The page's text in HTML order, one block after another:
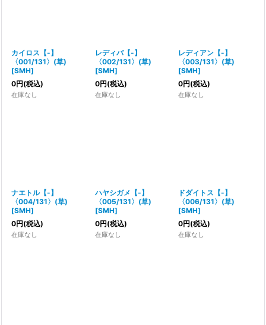
カイロス【-】
〈001/131〉(草)
[SMH]
0円(税込)
在庫なし
レディバ【-】
〈002/131〉(草)
[SMH]
0円(税込)
在庫なし
レディアン【-】
〈003/131〉(草)
[SMH]
0円(税込)
在庫なし
ナエトル【-】
〈004/131〉(草)
[SMH]
0円(税込)
在庫なし
ハヤシガメ【-】
〈005/131〉(草)
[SMH]
0円(税込)
在庫なし
ドダイトス【-】
〈006/131〉(草)
[SMH]
0円(税込)
在庫なし